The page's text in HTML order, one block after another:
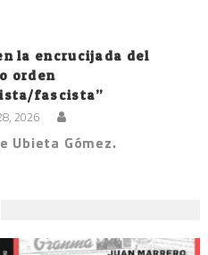
la encrucijada del
orden
fascista”
2026
Ubieta Gómez.